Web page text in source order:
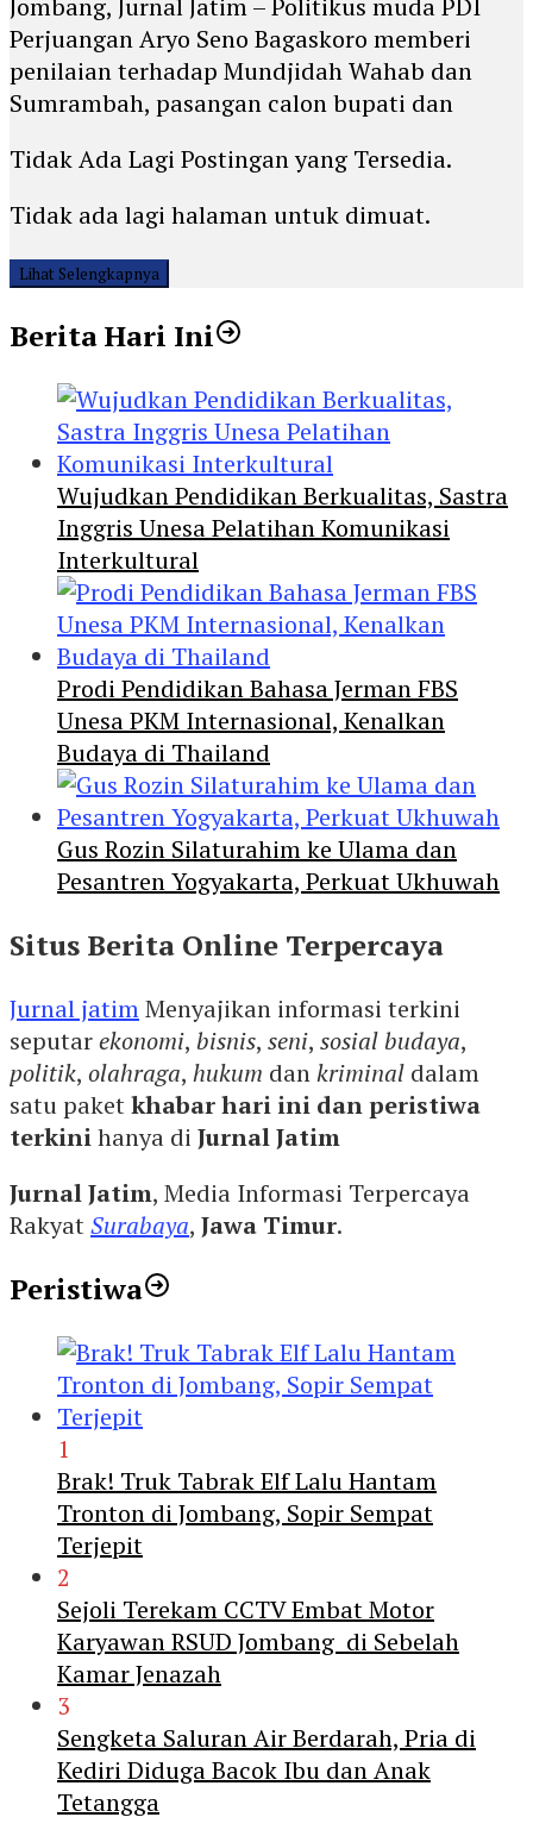
Jombang, Jurnal Jatim – Politikus muda PDI
Perjuangan Aryo Seno Bagaskoro memberi
penilaian terhadap Mundjidah Wahab dan
Sumrambah, pasangan calon bupati dan
Tidak Ada Lagi Postingan yang Tersedia.
Tidak ada lagi halaman untuk dimuat.
Lihat Selengkapnya
Berita Hari Ini
Wujudkan Pendidikan Berkualitas, Sastra
Inggris Unesa Pelatihan Komunikasi
Interkultural
Prodi Pendidikan Bahasa Jerman FBS
Unesa PKM Internasional, Kenalkan
Budaya di Thailand
Gus Rozin Silaturahim ke Ulama dan
Pesantren Yogyakarta, Perkuat Ukhuwah
Situs Berita Online Terpercaya
Jurnal jatimMenyajikan informasi terkini
seputarekonomi, bisnis, seni, sosial budaya,
politik, olahraga, hukum dankriminal dalam
satu paketkhabar hari ini dan peristiwa
terkinihanya di Jurnal Jatim
Jurnal Jatim, Media Informasi Terpercaya
RakyatSurabaya, Jawa Timur.
Peristiwa
1
Brak! Truk Tabrak Elf Lalu Hantam
Tronton di Jombang, Sopir Sempat
Terjepit
2
Sejoli Terekam CCTV Embat Motor
Karyawan RSUD Jombang di Sebelah
Kamar Jenazah
3
Sengketa Saluran Air Berdarah, Pria di
Kediri Diduga Bacok Ibu dan Anak
Tetangga